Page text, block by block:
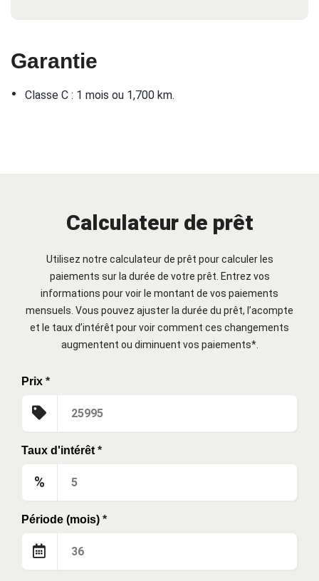
Garantie
• Classe C : 1 mois ou 1,700 km.
Calculateur de prêt
Utilisez notre calculateur de prêt pour calculer les
paiements sur la durée de votre prêt. Entrez vos
informations pour voir le montant de vos paiements
mensuels. Vous pouvez ajuster la durée du prêt, l’acompte
et le taux d’intérêt pour voir comment ces changements
augmentent ou diminuent vos paiements*.
Prix *
Taux d'intérêt *
%
Période (mois) *